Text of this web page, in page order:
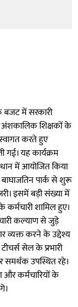
में सरकारी
अंशकालिक शिक्षकों के
करते हुए
गई। यह कार्यक्रम
में आयोजित किया
पार्क से शुरू
इसमें बड़ी संख्या में
कर्मचारी शामिल हुए।
कल्याण से जुड़े
व्यक्त करने के उद्देश्य
सेल के प्रभारी
समर्थक उपस्थित रहे।
कर्मचारियों के